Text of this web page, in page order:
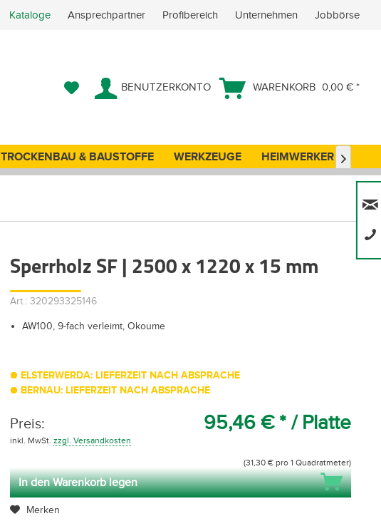
Kataloge Ansprechpartner Profibereich Unternehmen Jobbörse
BENUTZERKONTO WARENKORB 0,00 € *
TROCKENBAU & BAUSTOFFE WERKZEUGE HEIMWERKER 
Sperrholz SF | 2500 x 1220 x 15 mm
Art.: 320293325146
AW100, 9-fach verleimt, Okoume
ELSTERWERDA: LIEFERZEIT NACH ABSPRACHE
BERNAU: LIEFERZEIT NACH ABSPRACHE
Preis: 95,46 € * / Platte
inkl. MwSt.zzgl. Versandkosten
(31,30 € pro 1 Quadratmeter)
In den Warenkorb legen
Merken